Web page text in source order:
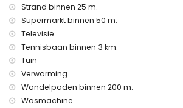
huis)
Sporten
wandelen, duiken, snorkelen,
(binnen 1000 meter van het
tennis (binnen 5 kilometer van het
golf (Club de Golf Ifach) en paardrijden
van het appartement)
Strand binnen 25 m.
Supermarkt binnen 50 m.
Televisie
Tennisbaan binnen 3 km.
Tuin
Verwarming
Wandelpaden binnen 200 m.
Wasmachine